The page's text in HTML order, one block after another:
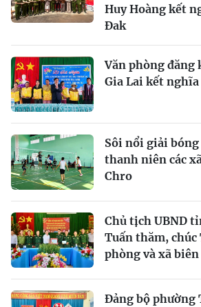
Huy Hoàng kết
Đak
Văn phòng đăng
Gia Lai kết nghĩa
Sôi nổi giải
thanh niên các
Chro
Chủ tịch UBND
Tuấn thăm, chúc
phòng và xã
Đảng bộ phường